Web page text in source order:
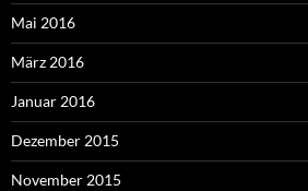
Mai 2016
März 2016
Januar 2016
Dezember 2015
November 2015